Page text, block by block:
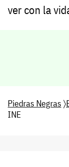
ver con la
Piedras Negras 〉
INE